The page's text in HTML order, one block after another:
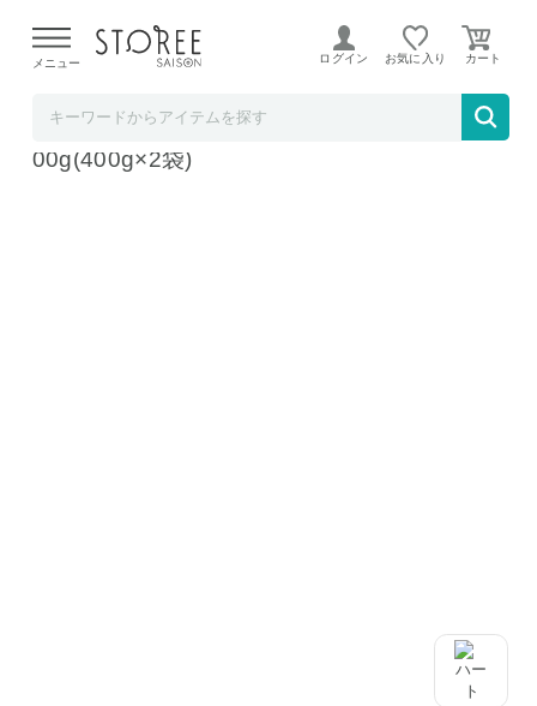
よる配送遅延が発生しております。
メニュー ログイン お気に入り
雑穀米本舗 国産 健康重視ヘルシーブレンド 8
00g(400g×2袋)